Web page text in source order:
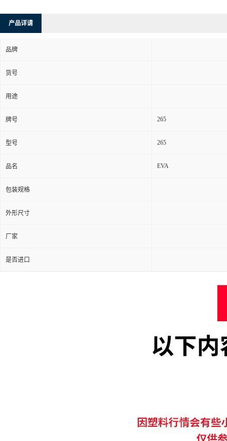
产品详请
品牌
货号
用途
牌号 265
型号 265
品名 EVA
包装规格
外形尺寸
厂家
是否进口